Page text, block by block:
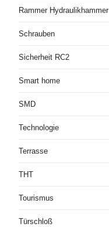
Rammer Hydraulikhammer
Schrauben
Sicherheit RC2
Smart home
SMD
Technologie
Terrasse
THT
Tourismus
Türschloß